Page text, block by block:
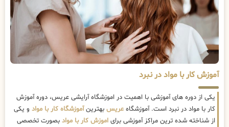
آموزش کار با مواد در نبرد
یکی از دوره های آموزشی با اهمیت در اموزشگاه آرایشی عریس، دوره آموزش
کار با مواد در نبرد است. آموزشگاه عریس بهترینآموزشگاه کار با مواد و یکی
از شناخته شده ترین مراکز آموزشی برای اموزش کار با مواد بصورت تخصصی